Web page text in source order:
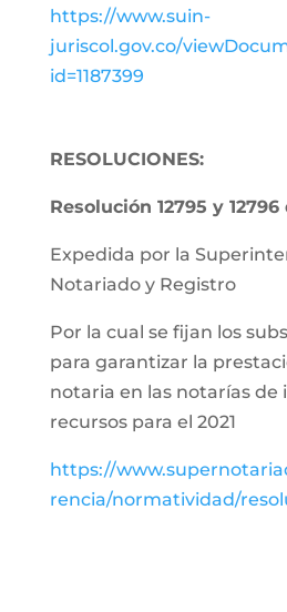
https://www.suin-
juriscol.gov.co/
id=1187399
RESOLUCIONES:
Resolución 12795 y 12796
Expedida por la
Notariado y Registro
Por la cual se fijan los
para garantizar la
notaria en las notarías de
recursos para el 2021
https://
rencia/normatividad/